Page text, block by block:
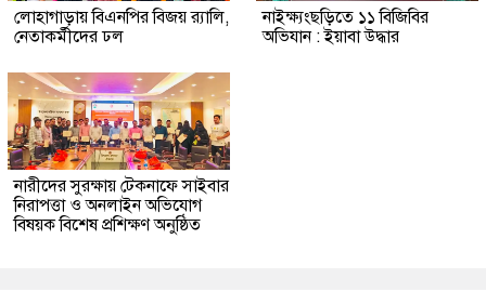
লোহাগাড়ায় বিএনপির বিজয় র‍্যালি,
নেতাকর্মীদের ঢল
নাইক্ষ্যংছড়িতে ১১ বিজিবির
অভিযান : ইয়াবা উদ্ধার
নারীদের সুরক্ষায় টেকনাফে সাইবার
নিরাপত্তা ও অনলাইন অভিযোগ
বিষয়ক বিশেষ প্রশিক্ষণ অনুষ্ঠিত